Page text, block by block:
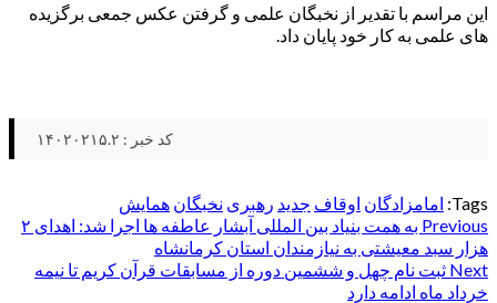
این مراسم با تقدیر از نخبگان علمی و گرفتن عکس جمعی برگزیده
های علمی به کار خود پایان داد.
کد خبر : ۱۴۰۲۰۲۱۵.۲
Tags: امامزادگان اوقاف جدید رهبری نخبگان همایش
Post
navigation
Previous
به همت بنیاد بین المللی آبشار عاطفه ها اجرا شد: اهدای ۲
هزار سبد معیشتی به نیازمندان استان کرمانشاه
Next ثبت نام چهل و ششمین دوره از مسابقات قرآن کریم تا نیمه
خرداد ماه ادامه دارد